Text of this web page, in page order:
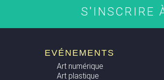
S'INSCRIRE
EVÉNEMENTS
Art numérique
Art plastique